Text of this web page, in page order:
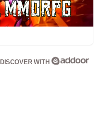
DISCOVER WITH